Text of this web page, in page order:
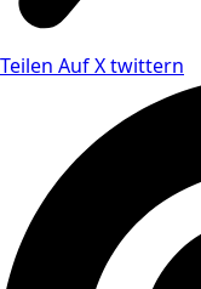
Teilen Auf X twittern